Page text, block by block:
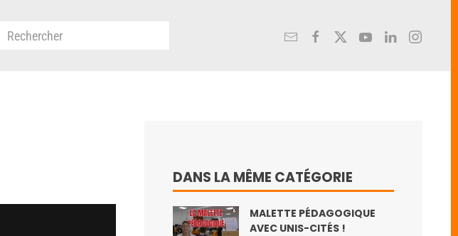
DANS LA MÊME CATÉGORIE
MALETTE PÉDAGOGIQUE
AVEC UNIS-CITÉS !